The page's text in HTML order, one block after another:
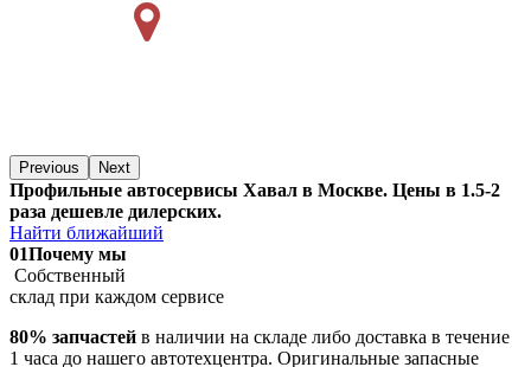
Previous Next
Профильные автосервисы Хавал в Москве. Цены в 1.5-2
раза дешевле дилерских.
Найти ближайший
01Почему мы
Собственный
склад при каждом сервисе
80% запчастей в наличии на складе либо доставка в течение
1 часа до нашего автотехцентра. Оригинальные запасные